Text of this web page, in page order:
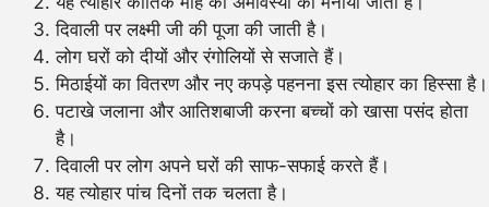
दिवाली पर लक्ष्मी जी की पूजा की जाती है।
लोग घरों को दीयों और रंगोलियों से सजाते हैं।
मिठाईयों का वितरण और नए कपड़े पहनना इस त्योहार का हिस्सा है।
पटाखे जलाना और आतिशबाजी करना बच्चों को खासा पसंद होता
है।
दिवाली पर लोग अपने घरों की साफ-सफाई करते हैं।
यह त्योहार पांच दिनों तक चलता है।